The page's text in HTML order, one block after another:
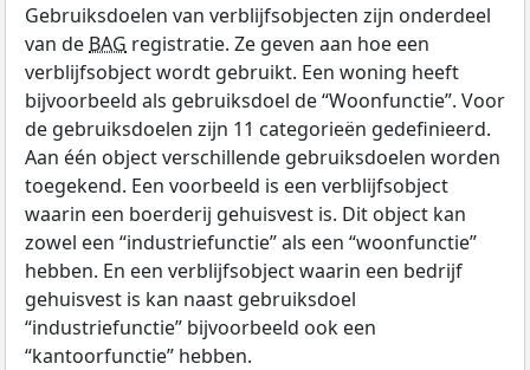
Gebruiksdoelen van verblijfsobjecten zijn onderdeel
van de BAG registratie. Ze geven aan hoe een
verblijfsobject wordt gebruikt. Een woning heeft
bijvoorbeeld als gebruiksdoel de “Woonfunctie”. Voor
de gebruiksdoelen zijn 11 categorieën gedefinieerd.
Aan één object verschillende gebruiksdoelen worden
toegekend. Een voorbeeld is een verblijfsobject
waarin een boerderij gehuisvest is. Dit object kan
zowel een “industriefunctie” als een “woonfunctie”
hebben. En een verblijfsobject waarin een bedrijf
gehuisvest is kan naast gebruiksdoel
“industriefunctie” bijvoorbeeld ook een
“kantoorfunctie” hebben.